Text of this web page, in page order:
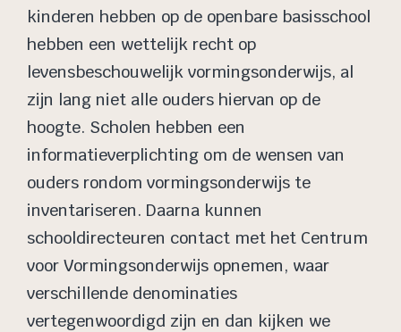
kinderen hebben op de openbare basisschool
hebben een wettelijk recht op
levensbeschouwelijk vormingsonderwijs, al
zijn lang niet alle ouders hiervan op de
hoogte. Scholen hebben een
informatieverplichting om de wensen van
ouders rondom vormingsonderwijs te
inventariseren. Daarna kunnen
schooldirecteuren contact met het Centrum
voor Vormingsonderwijs opnemen, waar
verschillende denominaties
vertegenwoordigd zijn en dan kijken we